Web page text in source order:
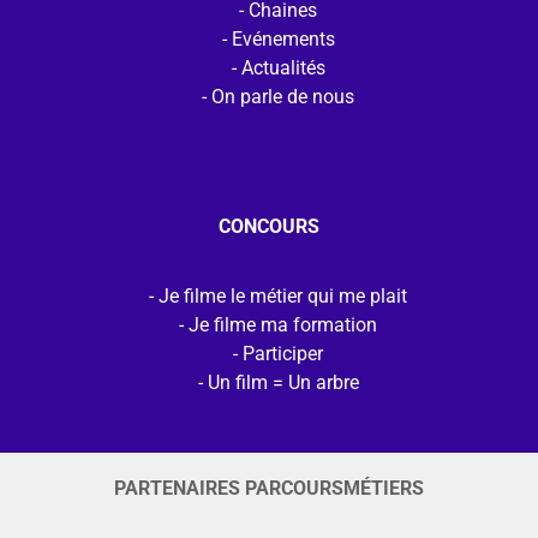
Chaines
Evénements
Actualités
On parle de nous
CONCOURS
Je filme le métier qui me plait
Je filme ma formation
Participer
Un film = Un arbre
PARTENAIRES PARCOURSMÉTIERS